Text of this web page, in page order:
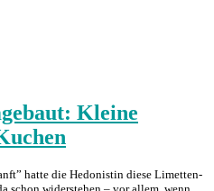
Kleine
hatte die Hedonistin diese Limetten-